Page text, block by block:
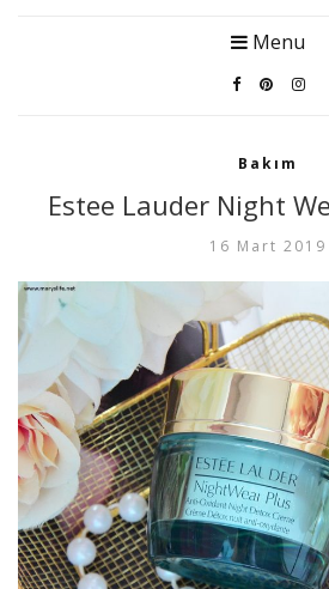
Menu
Bakım
Estee Lauder Night
16 Mart 2019